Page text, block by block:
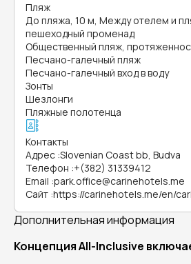
Пляж
До пляжа, 10 м, Между отелем и
пешеходный променад
Общественный пляж,
Песчано-галечный пляж
Песчано-галечный вход в воду
Зонты
Шезлонги
Пляжные полотенца
Контакты
Адрес :Slovenian Coast bb, Budva
Телефон :+(382) 31339412
Email :park.office@carinehotels.me
Сайт :https://carinehotels.me/en/
Дополнительная информация
Концепция All-Inclusive